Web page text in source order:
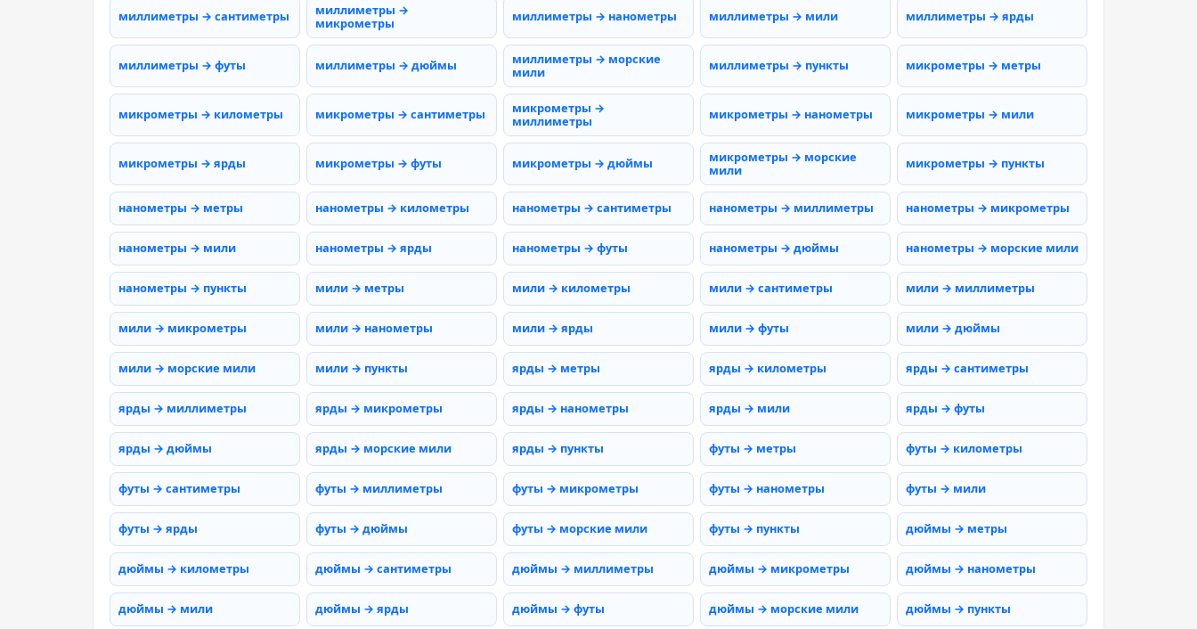
миллиметры → сантиметры
миллиметры →
микрометры
миллиметры → нанометры миллиметры → мили миллиметры → ярды
миллиметры → футы миллиметры → дюймы
миллиметры → морские
мили
миллиметры → пункты микрометры → метры
микрометры → километры микрометры → сантиметры
микрометры →
миллиметры
микрометры → нанометры микрометры → мили
микрометры → ярды микрометры → футы микрометры → дюймы
микрометры → морские
мили
микрометры → пункты
нанометры → метры нанометры → километры нанометры → сантиметры нанометры → миллиметры нанометры → микрометры
нанометры → мили нанометры → ярды нанометры → футы нанометры → дюймы нанометры → морские мили
нанометры → пункты мили → метры мили → километры мили → сантиметры мили → миллиметры
мили → микрометры мили → нанометры мили → ярды мили → футы мили → дюймы
мили → морские мили мили → пункты ярды → метры ярды → километры ярды → сантиметры
ярды → миллиметры ярды → микрометры ярды → нанометры ярды → мили ярды → футы
ярды → дюймы ярды → морские мили ярды → пункты футы → метры футы → километры
футы → сантиметры футы → миллиметры футы → микрометры футы → нанометры футы → мили
футы → ярды футы → дюймы футы → морские мили футы → пункты дюймы → метры
дюймы → километры дюймы → сантиметры дюймы → миллиметры дюймы → микрометры дюймы → нанометры
дюймы → мили дюймы → ярды дюймы → футы дюймы → морские мили дюймы → пункты